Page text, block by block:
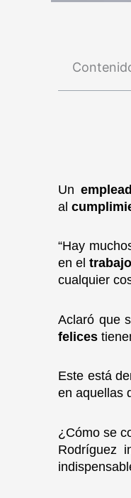
Un
al
“Hay
en eltrabajo
cualquier
Aclaró que
felices
Este está
en aquellas
¿Cómo se
Rodríguez